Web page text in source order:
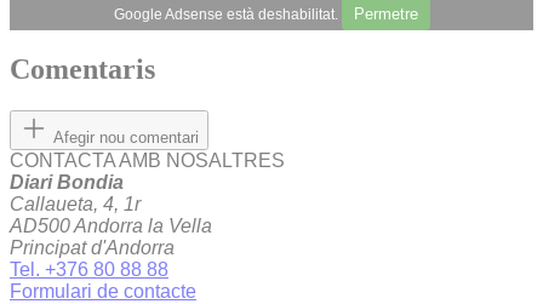
Google Adsense està deshabilitat. Permetre
Comentaris
Afegir nou comentari
CONTACTA AMB NOSALTRES
Diari Bondia
Callaueta, 4, 1r
AD500 Andorra la Vella
Principat d'Andorra
Tel. +376 80 88 88
Formulari de contacte